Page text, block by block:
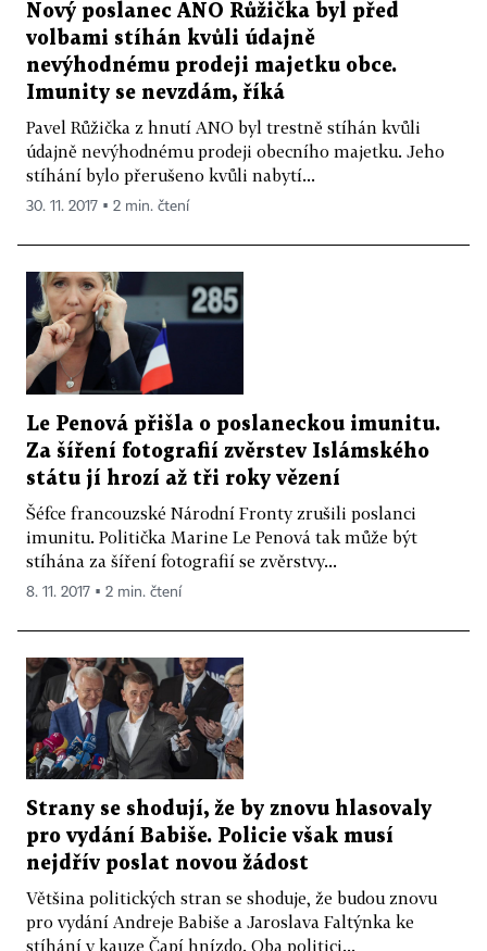
Nový poslanec ANO Růžička byl před
volbami stíhán kvůli údajně
nevýhodnému prodeji majetku obce.
Imunity se nevzdám, říká
Pavel Růžička z hnutí ANO byl trestně stíhán kvůli
údajně nevýhodnému prodeji obecního majetku. Jeho
stíhání bylo přerušeno kvůli nabytí...
30. 11. 2017 ▪ 2 min. čtení
Le Penová přišla o poslaneckou imunitu.
Za šíření fotografií zvěrstev Islámského
státu jí hrozí až tři roky vězení
Šéfce francouzské Národní Fronty zrušili poslanci
imunitu. Politička Marine Le Penová tak může být
stíhána za šíření fotografií se zvěrstvy...
8. 11. 2017 ▪ 2 min. čtení
Strany se shodují, že by znovu hlasovaly
pro vydání Babiše. Policie však musí
nejdřív poslat novou žádost
Většina politických stran se shoduje, že budou znovu
pro vydání Andreje Babiše a Jaroslava Faltýnka ke
stíhání v kauze Čapí hnízdo. Oba politici...